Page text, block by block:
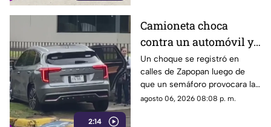
condiciones insalubres del
lugar.
2:14
Camioneta choca
contra un automóvil y
termina sobre la
banqueta
Un choque se registró en
calles de Zapopan luego de
que un semáforo provocara la
colisión entre dos vehículos.
agosto 06, 2026 08:08 p. m.